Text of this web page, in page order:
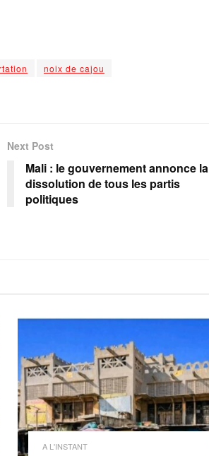
noix de cajou
Next Post
Mali : le gouvernement annonce la
dissolution de tous les partis
politiques
A L'INSTANT